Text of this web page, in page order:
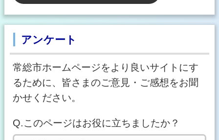
アンケート
常総市ホームページをより良いサイトにす
るために、皆さまのご意見・ご感想をお聞
かせください。
Q.このページはお役に立ちましたか？